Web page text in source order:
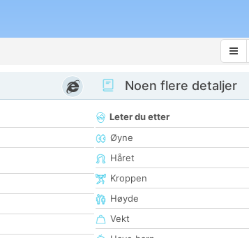
Noen flere detaljer
Leter du etter
Øyne
Håret
Kroppen
Høyde
Vekt